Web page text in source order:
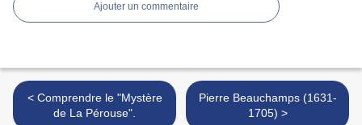
Ajouter un commentaire
< Comprendre le "Mystère
de La Pérouse".
Pierre Beauchamps (1631-
1705) >